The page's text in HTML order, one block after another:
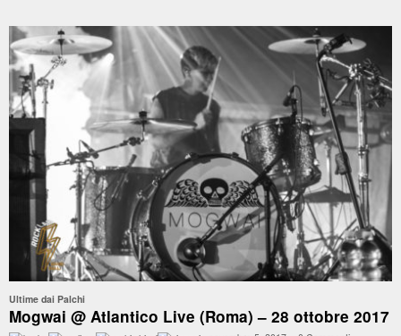
Ultime dai Palchi
Mogwai @ Atlantico Live (Roma) – 28 ottobre 2017